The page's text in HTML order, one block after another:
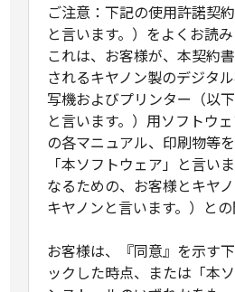
ご注意：下記の使用許諾契
と言います。）をよくお読み
これは、お客様が、本契約
されるキヤノン製のデジタ
写機およびプリンター（以
と言います。）用ソフトウ
の各マニュアル、印刷物等
「本ソフトウェア」と言い
なるための、お客様とキヤ
キヤノンと言います。）との
お客様は、『同意』を示す
ックした時点、または「本